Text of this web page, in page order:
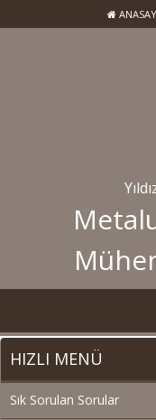
HIZLI MENÜ
Sık Sorulan Sorular